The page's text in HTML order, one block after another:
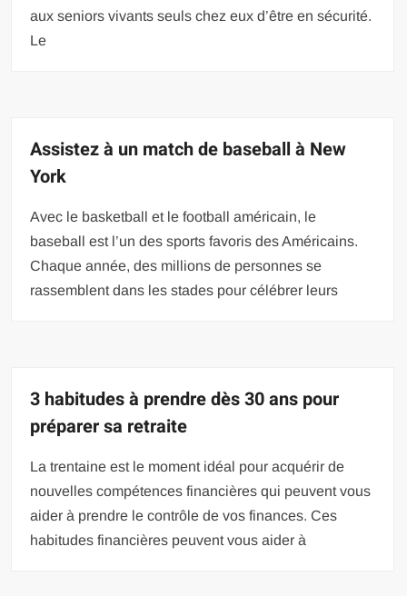
aux seniors vivants seuls chez eux d’être en sécurité.
Le
Assistez à un match de baseball à New
York
Avec le basketball et le football américain, le
baseball est l’un des sports favoris des Américains.
Chaque année, des millions de personnes se
rassemblent dans les stades pour célébrer leurs
3 habitudes à prendre dès 30 ans pour
préparer sa retraite
La trentaine est le moment idéal pour acquérir de
nouvelles compétences financières qui peuvent vous
aider à prendre le contrôle de vos finances. Ces
habitudes financières peuvent vous aider à